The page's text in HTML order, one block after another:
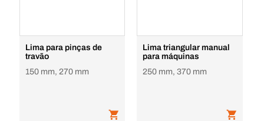
Lima para pinças de
travão
150 mm, 270 mm
Lima triangular manual
para máquinas
250 mm, 370 mm